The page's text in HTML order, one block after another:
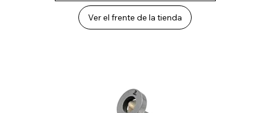
Ver el frente de la tienda